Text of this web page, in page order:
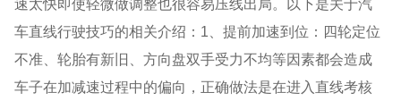
速太快即使轻微做调整也很容易压线出局。以下是关于汽
车直线行驶技巧的相关介绍：1、提前加速到位：四轮定位
不准、轮胎有新旧、方向盘双手受力不均等因素都会造成
车子在加减速过程中的偏向，正确做法是在进入直线考核